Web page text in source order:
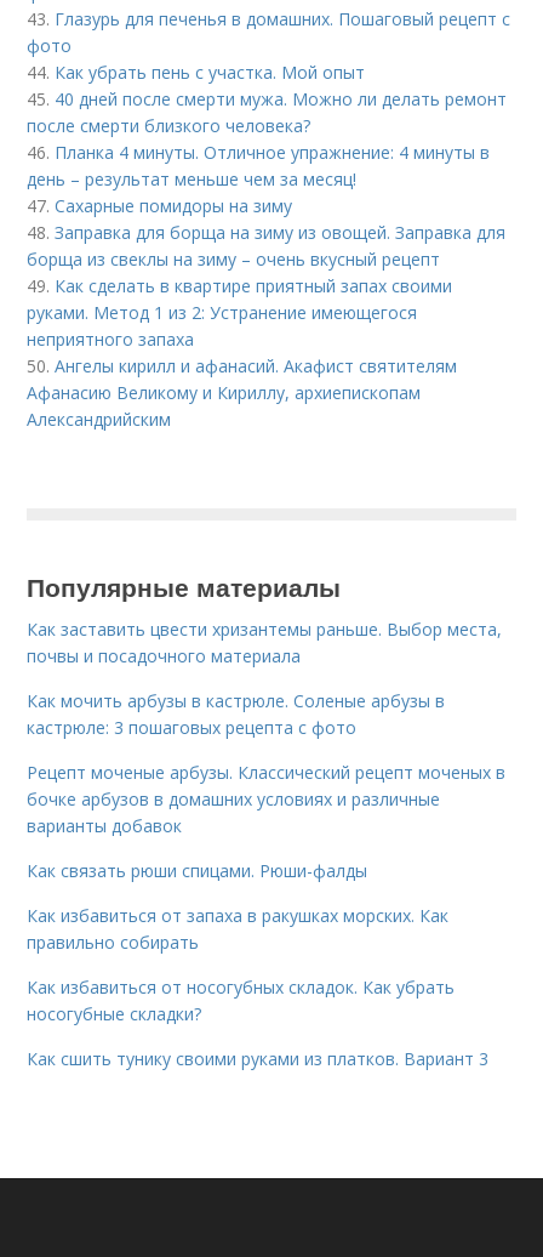
43. Глазурь для печенья в домашних. Пошаговый рецепт с
фото
44. Как убрать пень с участка. Мой опыт
45. 40 дней после смерти мужа. Можно ли делать ремонт
после смерти близкого человека?
46. Планка 4 минуты. Отличное упражнение: 4 минуты в
день – результат меньше чем за месяц!
47.Сахарные помидоры на зиму
48.Заправка для борща на зиму из овощей. Заправка для
борща из свеклы на зиму – очень вкусный рецепт
49. Как сделать в квартире приятный запах своими
руками. Метод 1 из 2: Устранение имеющегося
неприятного запаха
50.Ангелы кирилл и афанасий. Акафист святителям
Афанасию Великому и Кириллу, архиепископам
Александрийским
Популярные материалы
Как заставить цвести хризантемы раньше. Выбор места,
почвы и посадочного материала
Как мочить арбузы в кастрюле. Соленые арбузы в
кастрюле: 3 пошаговых рецепта с фото
Рецепт моченые арбузы. Классический рецепт моченых в
бочке арбузов в домашних условиях и различные
варианты добавок
Как связать рюши спицами. Рюши-фалды
Как избавиться от запаха в ракушках морских. Как
правильно собирать
Как избавиться от носогубных складок. Как убрать
носогубные складки?
Как сшить тунику своими руками из платков. Вариант 3